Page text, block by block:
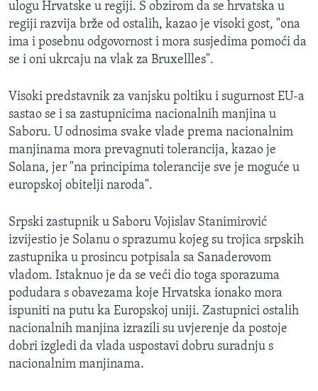
ulogu Hrvatske u regiji. S obzirom da se hrvatska u
regiji razvija brže od ostalih, kazao je visoki gost, "ona
ima i posebnu odgovornost i mora susjedima pomoći da
se i oni ukrcaju na vlak za Bruxellles".
Visoki predstavnik za vanjsku poltiku i sugurnost EU-a
sastao se i sa zastupnicima nacionalnih manjina u
Saboru. U odnosima svake vlade prema nacionalnim
manjinama mora prevagnuti tolerancija, kazao je
Solana, jer "na principima tolerancije sve je moguće u
europskoj obitelji naroda".
Srpski zastupnik u Saboru Vojislav Stanimirović
izvijestio je Solanu o sprazumu kojeg su trojica srpskih
zastupnika u prosincu potpisala sa Sanaderovom
vladom. Istaknuo je da se veći dio toga sporazuma
podudara s obavezama koje Hrvatska ionako mora
ispuniti na putu ka Europskoj uniji. Zastupnici ostalih
nacionalnih manjina izrazili su uvjerenje da postoje
dobri izgledi da vlada uspostavi dobru suradnju s
nacionalnim manjinama.